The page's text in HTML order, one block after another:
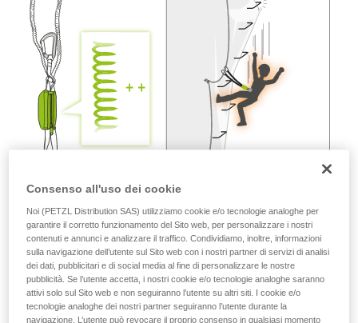
Consenso all'uso dei cookie
Noi (PETZL Distribution SAS) utilizziamo cookie e/o tecnologie analoghe per
garantire il corretto funzionamento del Sito web, per personalizzare i nostri
contenuti e annunci e analizzare il traffico. Condividiamo, inoltre, informazioni
sulla navigazione dell’utente sul Sito web con i nostri partner di servizi di analisi
dei dati, pubblicitari e di social media al fine di personalizzare le nostre
pubblicità. Se l’utente accetta, i nostri cookie e/o tecnologie analoghe saranno
attivi solo sul Sito web e non seguiranno l’utente su altri siti. I cookie e/o
tecnologie analoghe dei nostri partner seguiranno l’utente durante la
navigazione. L’utente può revocare il proprio consenso in qualsiasi momento